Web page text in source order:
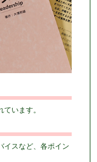
います。
イスなど、各ポイン